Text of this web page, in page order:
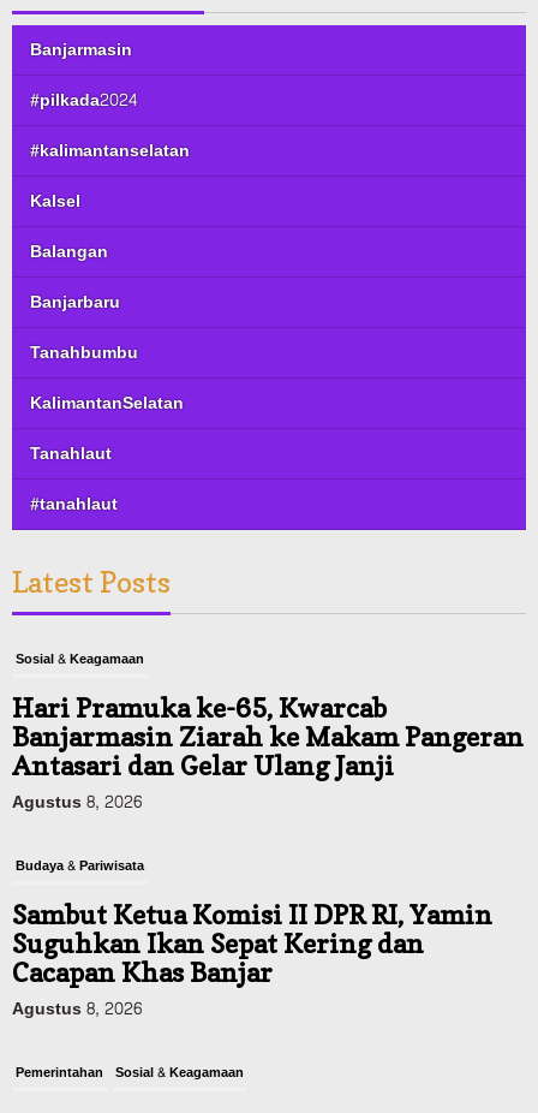
Banjarmasin
#pilkada2024
#kalimantanselatan
Kalsel
Balangan
Banjarbaru
Tanahbumbu
KalimantanSelatan
Tanahlaut
#tanahlaut
Latest Posts
Sosial & Keagamaan
Hari Pramuka ke-65, Kwarcab
Banjarmasin Ziarah ke Makam Pangeran
Antasari dan Gelar Ulang Janji
Agustus 8, 2026
Budaya & Pariwisata
Sambut Ketua Komisi II DPR RI, Yamin
Suguhkan Ikan Sepat Kering dan
Cacapan Khas Banjar
Agustus 8, 2026
Pemerintahan Sosial & Keagamaan